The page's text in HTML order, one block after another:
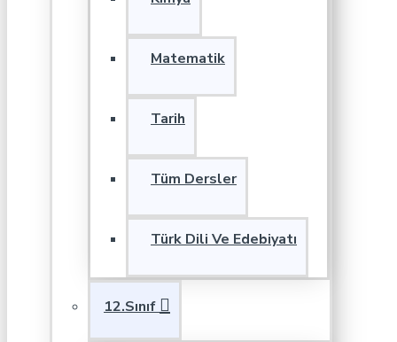
Matematik
Tarih
Tüm Dersler
Türk Dili Ve Edebiyatı
12.Sınıf